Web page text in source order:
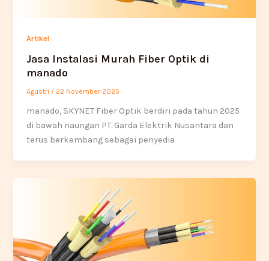
Artikel
Jasa Instalasi Murah Fiber Optik di
manado
Agustri / 22 November 2025
manado, SKYNET Fiber Optik berdiri pada tahun 2025
di bawah naungan PT. Garda Elektrik Nusantara dan
terus berkembang sebagai penyedia